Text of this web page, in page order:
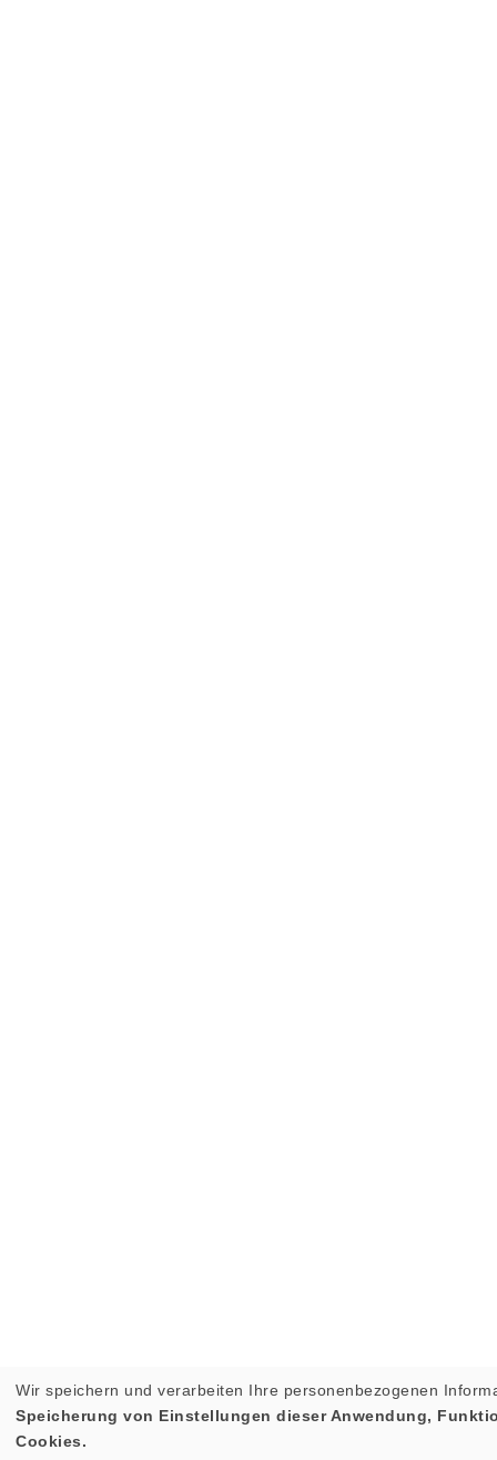
Wir speichern und verarbeiten Ihre personenbezogenen
Speicherung von Einstellungen dieser Anwendung,
Cookies.